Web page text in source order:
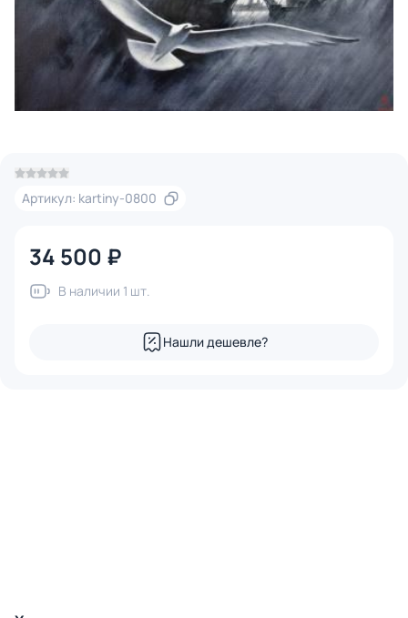
Артикул: kartiny-0800
34 500 ₽
В наличии 1 шт.
Нашли дешевле?